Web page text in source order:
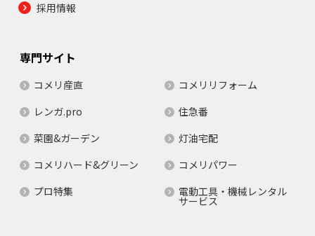
採用情報
専門サイト
コメリ産直
コメリリフォーム
レンガ.pro
住急番
菜園&ガーデン
灯油宅配
コメリハード&グリーン
コメリパワー
プロ特集
電動工具・機械レンタル
サービス